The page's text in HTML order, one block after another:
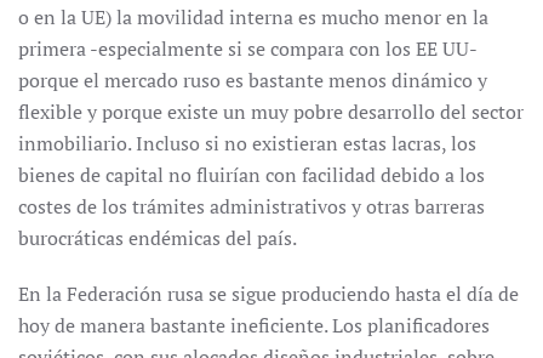
o en la UE) la movilidad interna es mucho menor en la
primera -especialmente si se compara con los EE UU-
porque el mercado ruso es bastante menos dinámico y
flexible y porque existe un muy pobre desarrollo del sector
inmobiliario. Incluso si no existieran estas lacras, los
bienes de capital no fluirían con facilidad debido a los
costes de los trámites administrativos y otras barreras
burocráticas endémicas del país.
En la Federación rusa se sigue produciendo hasta el día de
hoy de manera bastante ineficiente. Los planificadores